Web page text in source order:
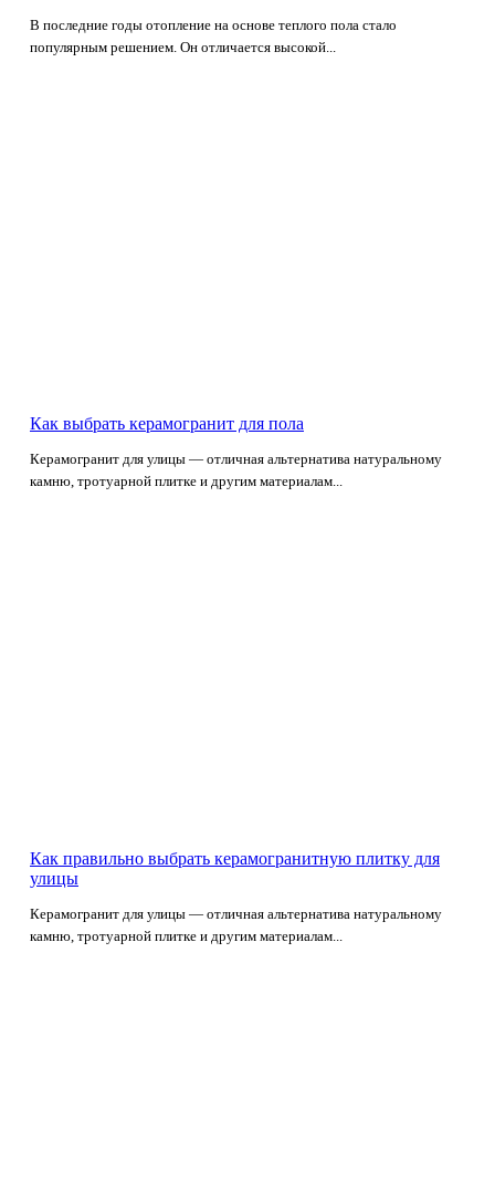
В последние годы отопление на основе теплого пола стало
популярным решением. Он отличается высокой...
Как выбрать керамогранит для пола
Керамогранит для улицы — отличная альтернатива натуральному
камню, тротуарной плитке и другим материалам...
Как правильно выбрать керамогранитную плитку для
улицы
Керамогранит для улицы — отличная альтернатива натуральному
камню, тротуарной плитке и другим материалам...